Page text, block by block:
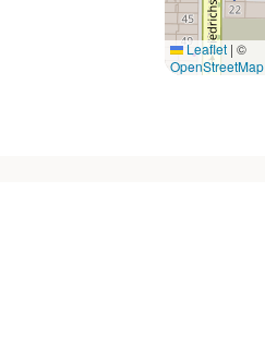
Leaflet | ©
OpenStreetMap